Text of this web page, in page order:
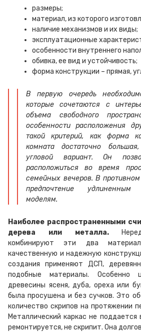
размеры;
материал, из которого
наличие механизмов и их виды;
эксплуатационные
особенности внутреннего
обивка, ее вид и устойчивость;
форма конструкции – прямая,
В первую очередь
которые сочетаются с
объема свободного
особенности расположения
такой критерий, как форма
комната достаточно
угловой вариант. Он
расположиться во время
семейных вечеров. В
предпочтение
моделям.
Наиболее распространенными
дерева или металла.
комбинируют эти два
качественную и надежную
создания применяют ДСП,
подобные материалы. Особенно
древесины ясеня, дуба, ореха или
была просушена и без сучков. Это
количество скрипов на протяжении
Металлический каркас не поддается
ремонтируется, не скрипит. Она